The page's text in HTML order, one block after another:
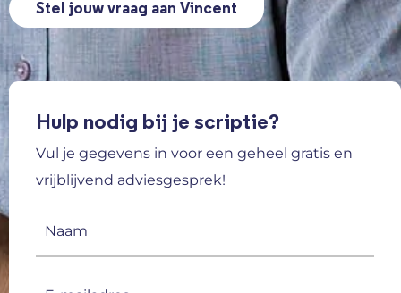
Stel jouw vraag aan Vincent
Hulp nodig bij je scriptie?
Vul je gegevens in voor een geheel gratis en
vrijblijvend adviesgesprek!